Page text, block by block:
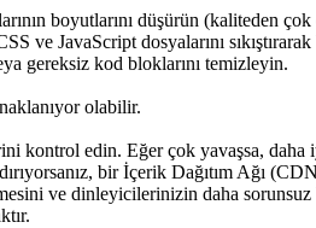
boyutlarını düşürün (kaliteden
ve JavaScript dosyalarını
gereksiz kod bloklarını temizleyin.
olabilir.
kontrol edin. Eğer çok yavaşsa,
bir İçerik Dağıtım Ağı
ve dinleyicilerinizin daha